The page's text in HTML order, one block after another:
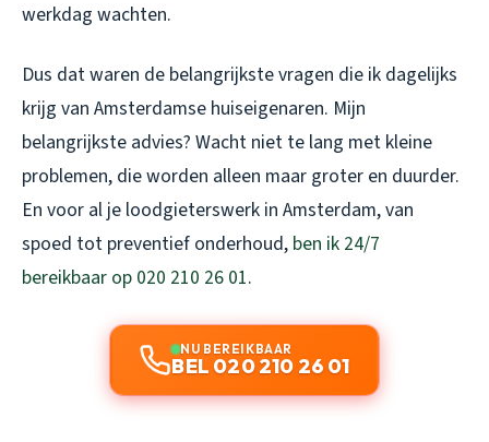
werkdag wachten.
Dus dat waren de belangrijkste vragen die ik dagelijks
krijg van Amsterdamse huiseigenaren. Mijn
belangrijkste advies? Wacht niet te lang met kleine
problemen, die worden alleen maar groter en duurder.
En voor al je loodgieterswerk in Amsterdam, van
spoed tot preventief onderhoud, ben ik 24/7
bereikbaar op 020 210 26 01.
NU BEREIKBAAR
BEL 020 210 26 01